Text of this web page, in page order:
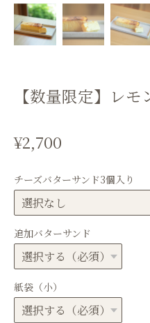
【数量限定】レ
¥2,700
チーズバターサンド3個入り
追加バターサンド
紙袋（小）